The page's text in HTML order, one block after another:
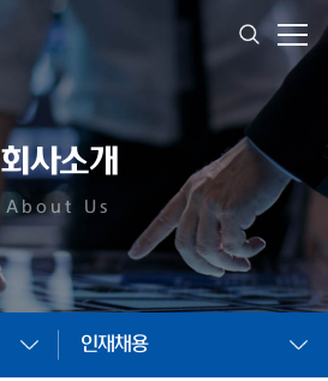
회사소개
About Us
인재채용